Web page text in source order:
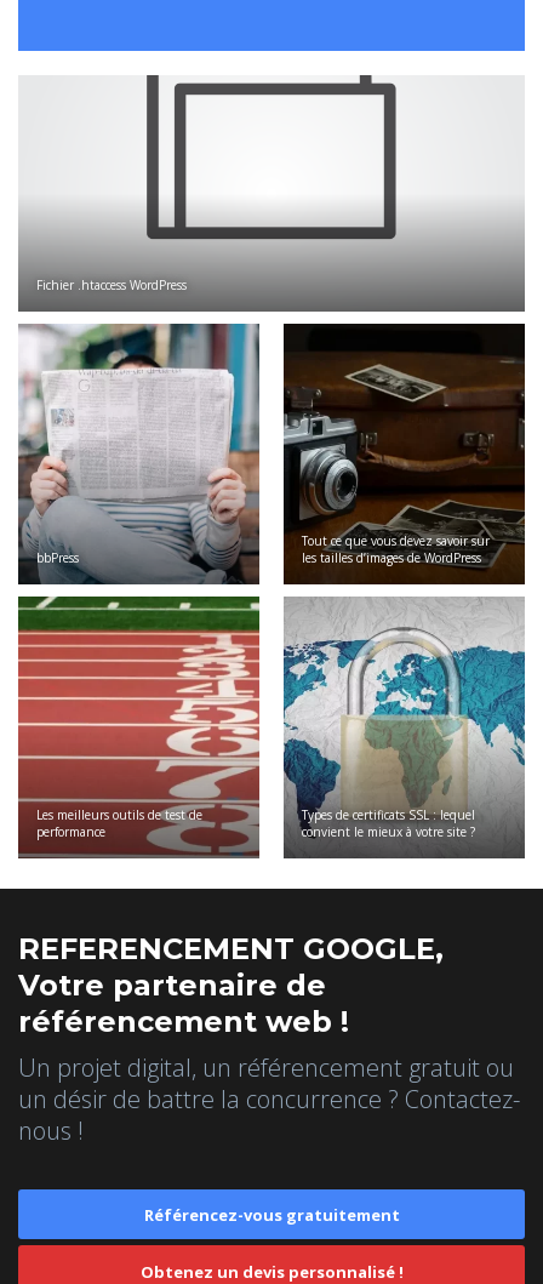
Fichier .htaccess WordPress
bbPress
Tout ce que vous devez savoir sur
les tailles d’images de WordPress
Les meilleurs outils de test de
performance
Types de certificats SSL : lequel
convient le mieux à votre site ?
REFERENCEMENT GOOGLE,
Votre partenaire de
référencement web !
Un projet digital, un référencement gratuit ou
un désir de battre la concurrence ? Contactez-
nous !
Référencez-vous gratuitement
Obtenez un devis personnalisé !